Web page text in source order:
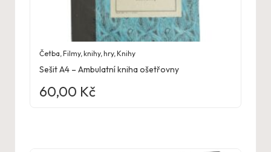
Četba,Filmy, knihy, hry,Knihy
Sešit A4 – Ambulatní kniha ošetřovny
60,00 Kč